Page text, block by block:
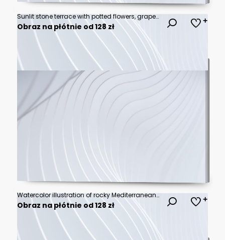
Sunlit stone terrace with potted flowers, grapevines, and coastal mountains above a calm sea, ideal for Mediterranean travel and wine tourism promotions.
Obraz na płótnie od 128 zł
Watercolor illustration of rocky Mediterranean shore. Clear shallow water and deep blue sea. Summer vacation landscape
Obraz na płótnie od 128 zł